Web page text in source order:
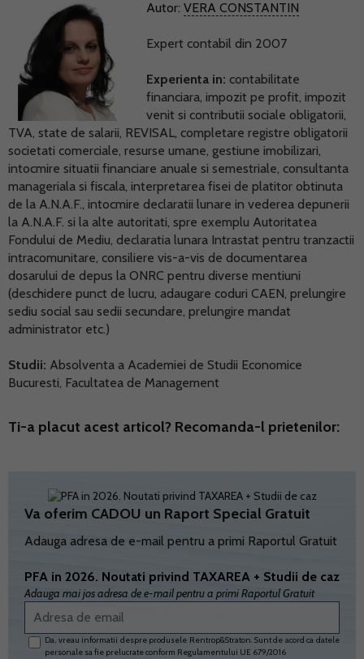
Autor: VERA CONSTANTIN
Expert contabil din 2007
Experienta in: contabilitate
financiara, impozit pe profit, impozit
venit si contributii sociale obligatorii,
TVA, state de salarii, REVISAL, completare registre obligatorii
societati comerciale, resurse umane, gestiune imobilizari,
intocmire situatii financiare anuale si semestriale, consultanta
manageriala si fiscala, interpretarea fisei de platitor obtinuta
de la A.N.A.F., intocmire declaratii lunare in vederea depunerii
la A.N.A.F. si la alte autoritati, spre exemplu Autoritatea
Fondului de Mediu, declaratia lunara Intrastat pentru tranzactii
intracomunitare, consiliere vis-a-vis de documentarea
dosarului de depus la ONRC pentru diverse mentiuni
(deschidere punct de lucru, adaugare coduri CAEN, prelungire
sediu social sau sedii secundare, prelungire mandat
administrator etc.)
Studii: Absolventa a Academiei de Studii Economice
Bucuresti, Facultatea de Management
Ti-a placut acest articol? Recomanda-l prietenilor:
Va oferim CADOU un Raport Special Gratuit
Adauga adresa de e-mail pentru a primi Raportul Gratuit
PFA in 2026. Noutati privind TAXAREA + Studii de caz
Adauga mai jos adresa de e-mail pentru a primi Raportul Gratuit
Da, vreau informatii despre produsele Rentrop&Straton. Sunt de acord ca datele
personale sa fie prelucrate conform Regulamentului UE 679/2016